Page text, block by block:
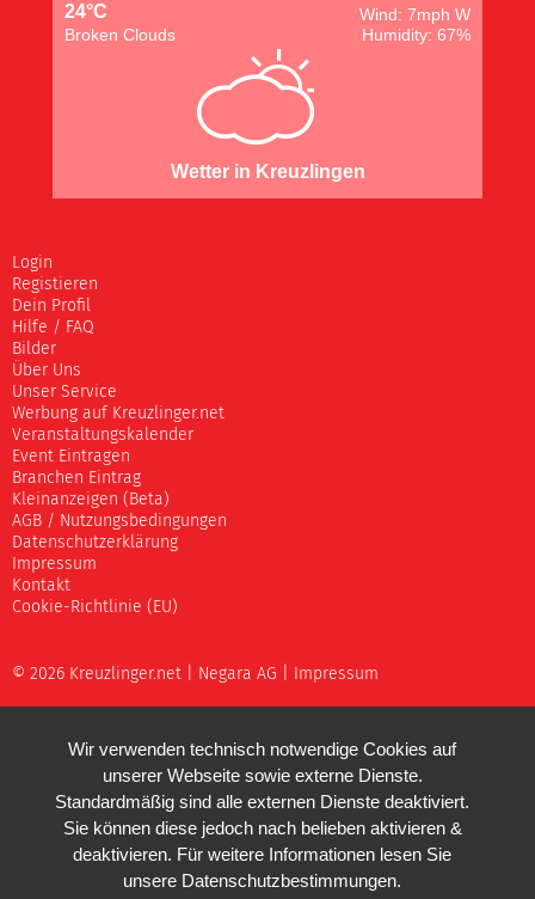
24°C
Wind: 7mph W
Broken Clouds
Humidity: 67%
Wetter in Kreuzlingen
Login
Registieren
Dein Profil
Hilfe / FAQ
Bilder
Über Uns
Unser Service
Werbung auf Kreuzlinger.net
Veranstaltungskalender
Event Eintragen
Branchen Eintrag
Kleinanzeigen (Beta)
AGB / Nutzungsbedingungen
Datenschutzerklärung
Impressum
Kontakt
Cookie-Richtlinie (EU)
© 2026 Kreuzlinger.net | Negara AG Impressum
Wir verwenden technisch notwendige Cookies auf
unserer Webseite sowie externe Dienste.
Standardmäßig sind alle externen Dienste deaktiviert.
Sie können diese jedoch nach belieben aktivieren &
deaktivieren. Für weitere Informationen lesen Sie
unsere Datenschutzbestimmungen.